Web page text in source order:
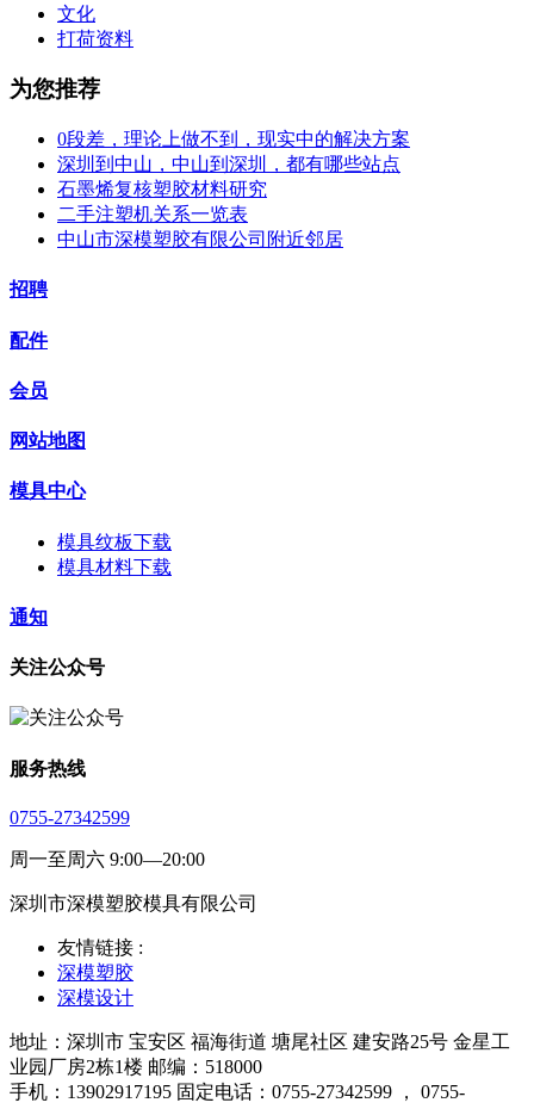
文化
打荷资料
为您推荐
0段差，理论上做不到，现实中的解决方案
深圳到中山，中山到深圳，都有哪些站点
石墨烯复核塑胶材料研究
二手注塑机关系一览表
中山市深模塑胶有限公司附近邻居
招聘
配件
会员
网站地图
模具中心
模具纹板下载
模具材料下载
通知
关注公众号
服务热线
0755-27342599
周一至周六 9:00—20:00
深圳市深模塑胶模具有限公司
友情链接 :
深模塑胶
深模设计
地址：深圳市 宝安区 福海街道 塘尾社区 建安路25号 金星工
业园厂房2栋1楼 邮编：518000
手机：13902917195 固定电话：0755-27342599 ， 0755-